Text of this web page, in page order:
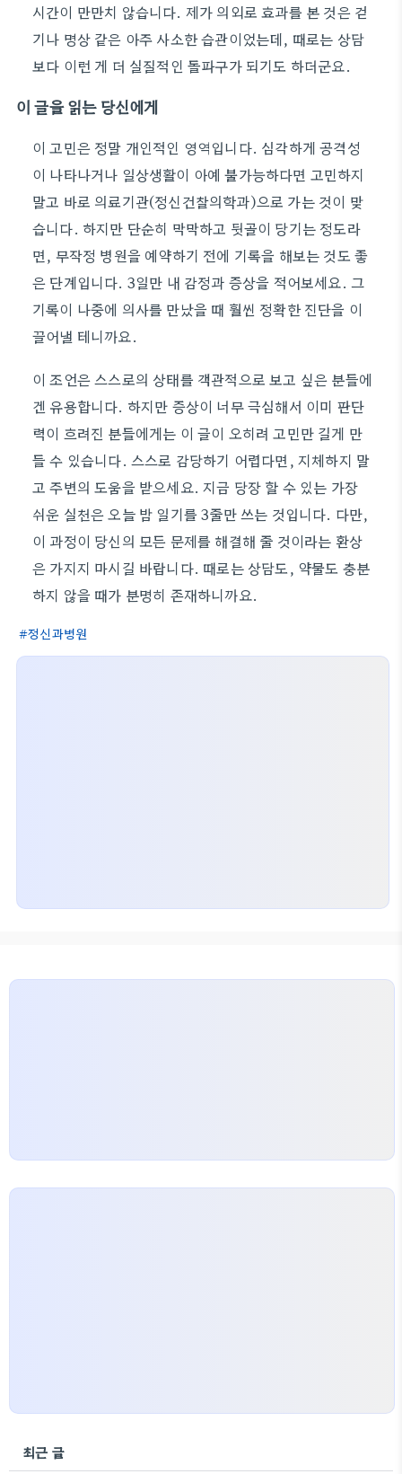
시간이 만만치 않습니다. 제가 의외로 효과를 본 것은 걷
기나 명상 같은 아주 사소한 습관이었는데, 때로는 상담
보다 이런 게 더 실질적인 돌파구가 되기도 하더군요.
이 글을 읽는 당신에게
이 고민은 정말 개인적인 영역입니다. 심각하게 공격성
이 나타나거나 일상생활이 아예 불가능하다면 고민하지
말고 바로 의료기관(정신건찰의학과)으로 가는 것이 맞
습니다. 하지만 단순히 막막하고 뒷골이 당기는 정도라
면, 무작정 병원을 예약하기 전에 기록을 해보는 것도 좋
은 단계입니다. 3일만 내 감정과 증상을 적어보세요. 그
기록이 나중에 의사를 만났을 때 훨씬 정확한 진단을 이
끌어낼 테니까요.
이 조언은 스스로의 상태를 객관적으로 보고 싶은 분들에
겐 유용합니다. 하지만 증상이 너무 극심해서 이미 판단
력이 흐려진 분들에게는 이 글이 오히려 고민만 길게 만
들 수 있습니다. 스스로 감당하기 어렵다면, 지체하지 말
고 주변의 도움을 받으세요. 지금 당장 할 수 있는 가장
쉬운 실천은 오늘 밤 일기를 3줄만 쓰는 것입니다. 다만,
이 과정이 당신의 모든 문제를 해결해 줄 것이라는 환상
은 가지지 마시길 바랍니다. 때로는 상담도, 약물도 충분
하지 않을 때가 분명히 존재하니까요.
정신과병원
최근 글